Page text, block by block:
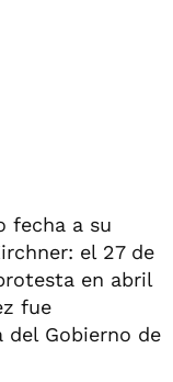
fecha a su
el 27 de
en abril
fue
Gobierno de